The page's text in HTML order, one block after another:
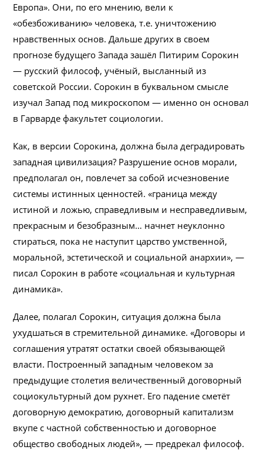
Европа». Они, по его мнению, вели к
«обезбоживанию» человека, т.е. уничтожению
нравственных основ. Дальше других в своем
прогнозе будущего Запада зашёл Питирим Сорокин
— русский философ, учёный, высланный из
советской России. Сорокин в буквальном смысле
изучал Запад под микроскопом — именно он основал
в Гарварде факультет социологии.
Как, в версии Сорокина, должна была деградировать
западная цивилизация? Разрушение основ морали,
предполагал он, повлечет за собой исчезновение
системы истинных ценностей. «граница между
истиной и ложью, справедливым и несправедливым,
прекрасным и безобразным… начнет неуклонно
стираться, пока не наступит царство умственной,
моральной, эстетической и социальной анархии», —
писал Сорокин в работе «социальная и культурная
динамика».
Далее, полагал Сорокин, ситуация должна была
ухудшаться в стремительной динамике. «Договоры и
соглашения утратят остатки своей обязывающей
власти. Построенный западным человеком за
предыдущие столетия величественный договорный
социокультурный дом рухнет. Его падение сметёт
договорную демократию, договорный капитализм
вкупе с частной собственностью и договорное
общество свободных людей», — предрекал философ.